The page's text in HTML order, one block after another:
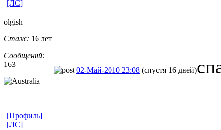
[ЛС]
olgish
Стаж: 16 лет
Сообщений:
163
02-Май-2010 23:08 (спустя 16 дней)
[Профиль]
[ЛС]